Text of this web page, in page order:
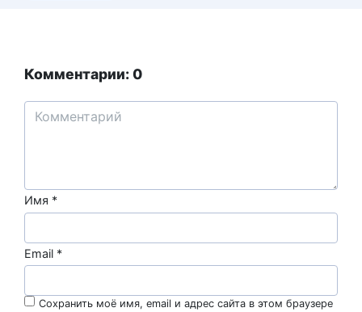
Комментарии: 0
Имя *
Email *
Сохранить моё имя, email и адрес сайта в этом браузере